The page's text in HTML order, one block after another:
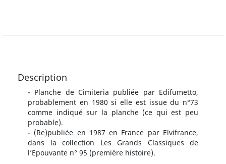
Description
- Planche de Cimiteria publiée par Edifumetto,
probablement en 1980 si elle est issue du n°73
comme indiqué sur la planche (ce qui est peu
probable).
- (Re)publiée en 1987 en France par Elvifrance,
dans la collection Les Grands Classiques de
l’Epouvante n° 95 (première histoire).